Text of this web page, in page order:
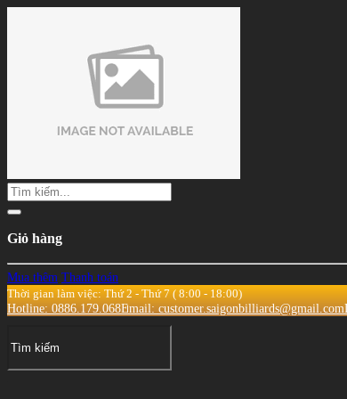
Giỏ hàng
Mua thêm Thanh toán
Thời gian làm việc: Thứ 2 - Thứ 7 ( 8:00 - 18:00)
Hotline: 0886.179.068Email: customer.saigonbilliards@gmail.com